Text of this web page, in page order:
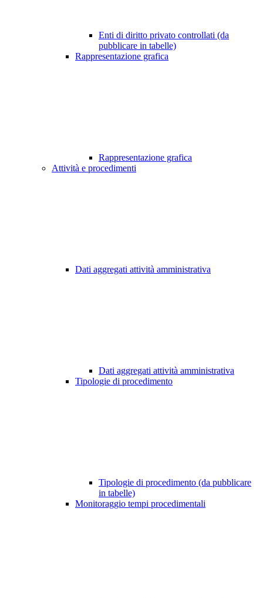
Enti di diritto privato controllati (da
pubblicare in tabelle)
Rappresentazione grafica
Rappresentazione grafica
Attività e procedimenti
Dati aggregati attività amministrativa
Dati aggregati attività amministrativa
Tipologie di procedimento
Tipologie di procedimento (da pubblicare
in tabelle)
Monitoraggio tempi procedimentali